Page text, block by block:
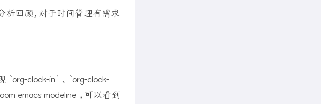
析回顾，对于时间管理有需求
clock-in` 、 `org-clock-
emacs modeline ，可以看到